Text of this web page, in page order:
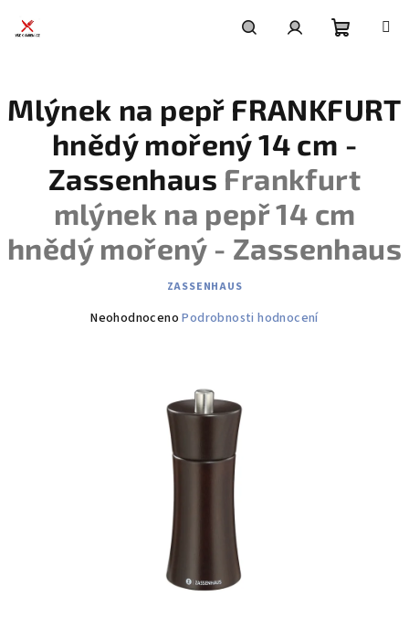
košík
Mlýnek na pepř FRANKFURT
hnědý mořený 14 cm -
Zassenhaus Frankfurt
mlýnek na pepř 14 cm
hnědý mořený - Zassenhaus
ZASSENHAUS
Průměrné
Neohodnoceno Podrobnosti hodnocení